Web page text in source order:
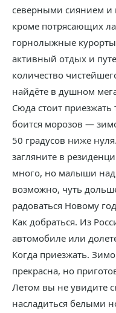
северными сиянием и
кроме потрясающих
горнолыжные
активный отдых и
количество
найдёте в душном
Сюда стоит
боится морозов —
50 градусов ниже
загляните в
много, но малыши
возможно, чуть
радоваться Новому
Как добраться. Из
автомобиле или
Когда приезжать.
прекрасна, но
Летом вы не увидите
насладиться белыми